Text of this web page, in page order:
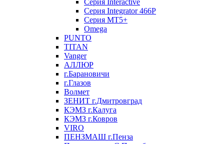
Серия Interactive
Серия Integrator 466P
Серия MT5+
Omega
PUNTO
TITAN
Vanger
АЛЛЮР
г.Барановичи
г.Глазов
Волмет
ЗЕНИТ г.Дмитровград
КЭМЗ г.Калуга
КЭМЗ г.Ковров
VIRO
ПЕНЗМАШ г.Пенза